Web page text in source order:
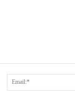
Nama:*